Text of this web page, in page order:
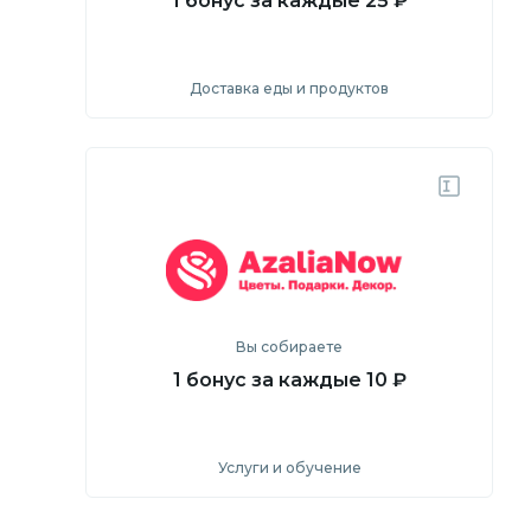
Доставка еды и продуктов
Перейти на сайт
Вы собираете
1 бонус за каждые 10 ₽
Услуги и обучение